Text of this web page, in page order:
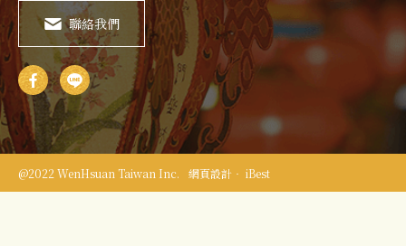
聯絡我們
@2022 WenHsuan Taiwan Inc. 網頁設計‧ iBest